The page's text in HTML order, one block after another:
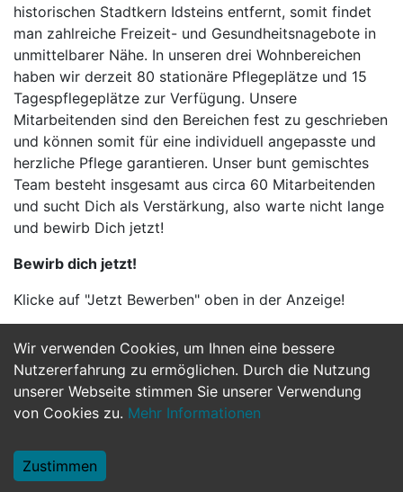
Wir verwenden Cookies, um Ihnen eine bessere
Nutzererfahrung zu ermöglichen. Durch die Nutzung
unserer Webseite stimmen Sie unserer Verwendung
von Cookies zu. Mehr Informationen
Zustimmen
historischen Stadtkern Idsteins entfernt, somit findet
man zahlreiche Freizeit- und Gesundheitsnagebote in
unmittelbarer Nähe. In unseren drei Wohnbereichen
haben wir derzeit 80 stationäre Pflegeplätze und 15
Tagespflegeplätze zur Verfügung. Unsere
Mitarbeitenden sind den Bereichen fest zu geschrieben
und können somit für eine individuell angepasste und
herzliche Pflege garantieren. Unser bunt gemischtes
Team besteht insgesamt aus circa 60 Mitarbeitenden
und sucht Dich als Verstärkung, also warte nicht lange
und bewirb Dich jetzt!
Bewirb dich jetzt!
Klicke auf "Jetzt Bewerben" oben in der Anzeige!
Jetzt Bewerben